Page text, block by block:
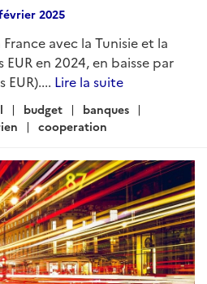
2025
avec la Tunisie et la
en 2024, en baisse par
Lire la suite
budget
banques
cooperation